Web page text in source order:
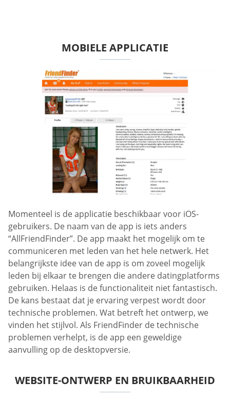
MOBIELE APPLICATIE
Momenteel is de applicatie beschikbaar voor iOS-
gebruikers. De naam van de app is iets anders
“AllFriendFinder”. De app maakt het mogelijk om te
communiceren met leden van het hele netwerk. Het
belangrijkste idee van de app is om zoveel mogelijk
leden bij elkaar te brengen die andere datingplatforms
gebruiken. Helaas is de functionaliteit niet fantastisch.
De kans bestaat dat je ervaring verpest wordt door
technische problemen. Wat betreft het ontwerp, we
vinden het stijlvol. Als FriendFinder de technische
problemen verhelpt, is de app een geweldige
aanvulling op de desktopversie.
WEBSITE-ONTWERP EN BRUIKBAARHEID